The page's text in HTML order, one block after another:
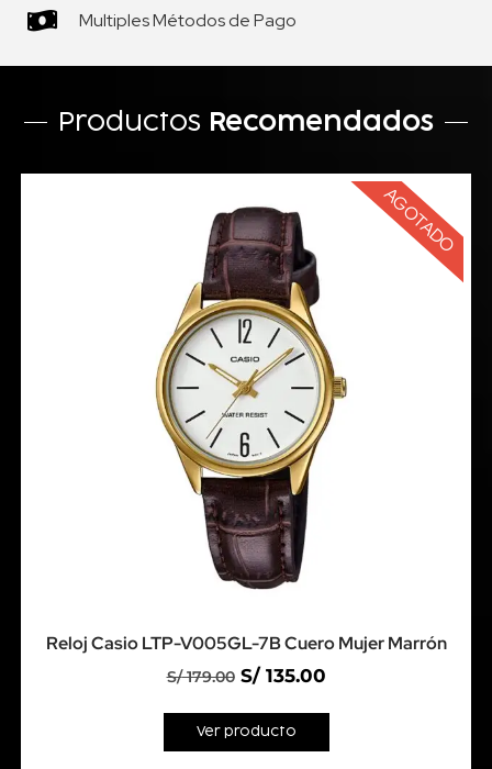
Multiples Métodos de Pago
Productos Recomendados
AGOTADO
Reloj Casio LTP-V005GL-7B Cuero Mujer Marrón
S/179.00 S/135.00
Ver producto